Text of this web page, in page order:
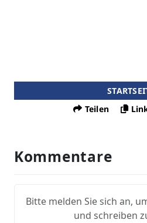
Teilen
Kommentare
Bitte melden Sie sich an,
und schreiben